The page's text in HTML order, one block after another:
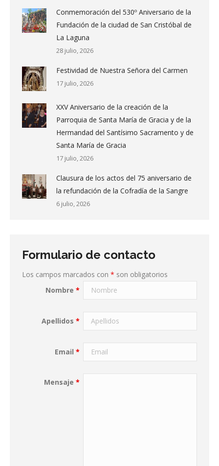
Conmemoración del 530º Aniversario de la
Fundación de la ciudad de San Cristóbal de
La Laguna
28 julio, 2026
Festividad de Nuestra Señora del Carmen
17 julio, 2026
XXV Aniversario de la creación de la
Parroquia de Santa María de Gracia y de la
Hermandad del Santísimo Sacramento y de
Santa María de Gracia
17 julio, 2026
Clausura de los actos del 75 aniversario de
la refundación de la Cofradía de la Sangre
6 julio, 2026
Formulario de contacto
Los campos marcados con * son obligatorios
Nombre*
Apellidos*
Email*
Mensaje*